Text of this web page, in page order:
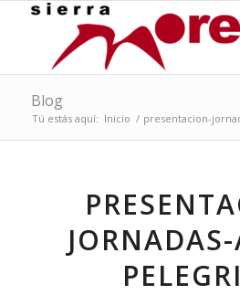
Blog
Tú estás aquí: Inicio / presentacion-